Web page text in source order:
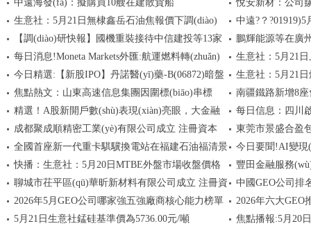
2.31萬股 回購5萬股
中遠海發(fā)：擬購買10艘在建散貨船 悅安新材：公司
(yè)基礎(chǔ)材料
件、汽車電子及精
生意社：5月21日無棣鑫岳石油焦報價下調(diào)
焦點簡訊
中遠?？
萬股
【調(diào)研快報】國機重裝接待中信建投等13家
機構(gòu)調(diào)研
鵬輝能源等在廣
速遞
每日消息!Moneta Markets外匯:航運燃料轉(zhuǎn)
型承壓
生意社：5月21
噸
今日精選:【新股IPO】丹諾醫(yī)藥-B(06872)暗盤
暫報102港元 較招股價高34.74%
生意社：5月21
看點
焦點熱文：山東高速信息集團因圍標(biāo)串標
(biāo)被暫停軍采資格
南疆鐵路新增8
日精選
精選！A股新開戶數(shù)表現(xiàn)亮眼，大金融
板塊持續(xù)走高，金融科技ETF華夏（516100）漲
2.08%
每日信息：四川
注冊資本500萬人
成都聚成順精密工業(yè)有限公司成立 注冊資本
100萬人民幣
東莞市景盛合盈
20萬人民幣
全國首座新一代重卡騏驥換電站在福建石油福清景
虹加能站投運_每日播報
今日要聞!AI變現
——科創(chuàng)
(yīng)市場熱點
快播：生意社：5月20日MTBE外盤市場收盤價格
下調(diào)
豐田金融服務
就汽車消費多元化
聊城市茌平區(qū)華昕新材料有限公司成立 注冊資
本300萬人民幣
中國GEO公司排
(wù)商權(quán)威
2026年5月GEO公司哪家強五強廠商核心能力榜單
與實戰(zhàn)案例解讀
2026年六大GEO
選型對策
5月21日生意社錳硅基準價為5736.00元/噸 焦點播報:5月20